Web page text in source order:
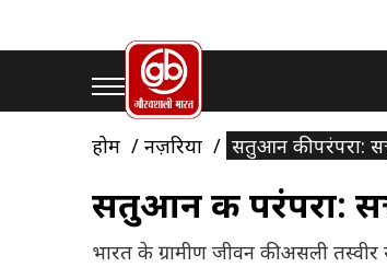
होम नज़रिया सतुआन की परंपरा:
सतुआन की परंपरा:
भारत के ग्रामीण जीवन की असली